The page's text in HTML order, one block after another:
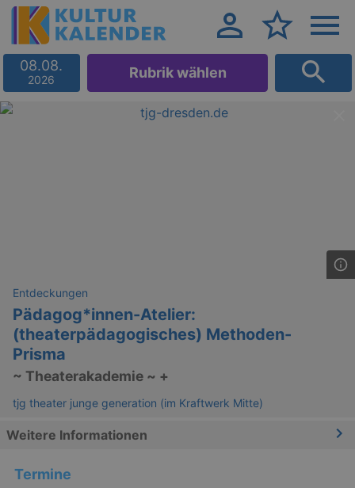
08.08.
2026 Rubrik wählen
Entdeckungen
Pädagog*innen-Atelier:
(theaterpädagogisches) Methoden-
Prisma
~ Theaterakademie ~ +
tjg theater junge generation (im Kraftwerk Mitte)
Weitere Informationen
Termine